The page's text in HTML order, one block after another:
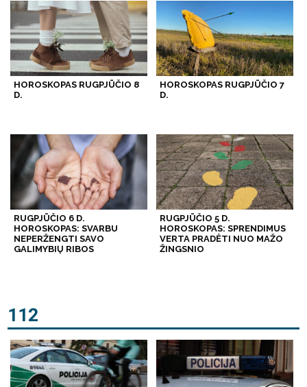
HOROSKOPAS RUGPJŪČIO 8
D.
HOROSKOPAS RUGPJŪČIO 7
D.
RUGPJŪČIO 6 D.
HOROSKOPAS: SVARBU
NEPERŽENGTI SAVO
GALIMYBIŲ RIBOS
RUGPJŪČIO 5 D.
HOROSKOPAS: SPRENDIMUS
VERTA PRADĖTI NUO MAŽO
ŽINGSNIO
112